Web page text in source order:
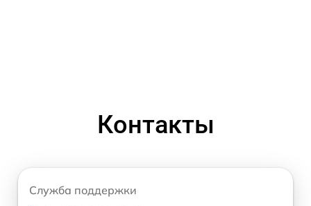
Контакты
Служба поддержки